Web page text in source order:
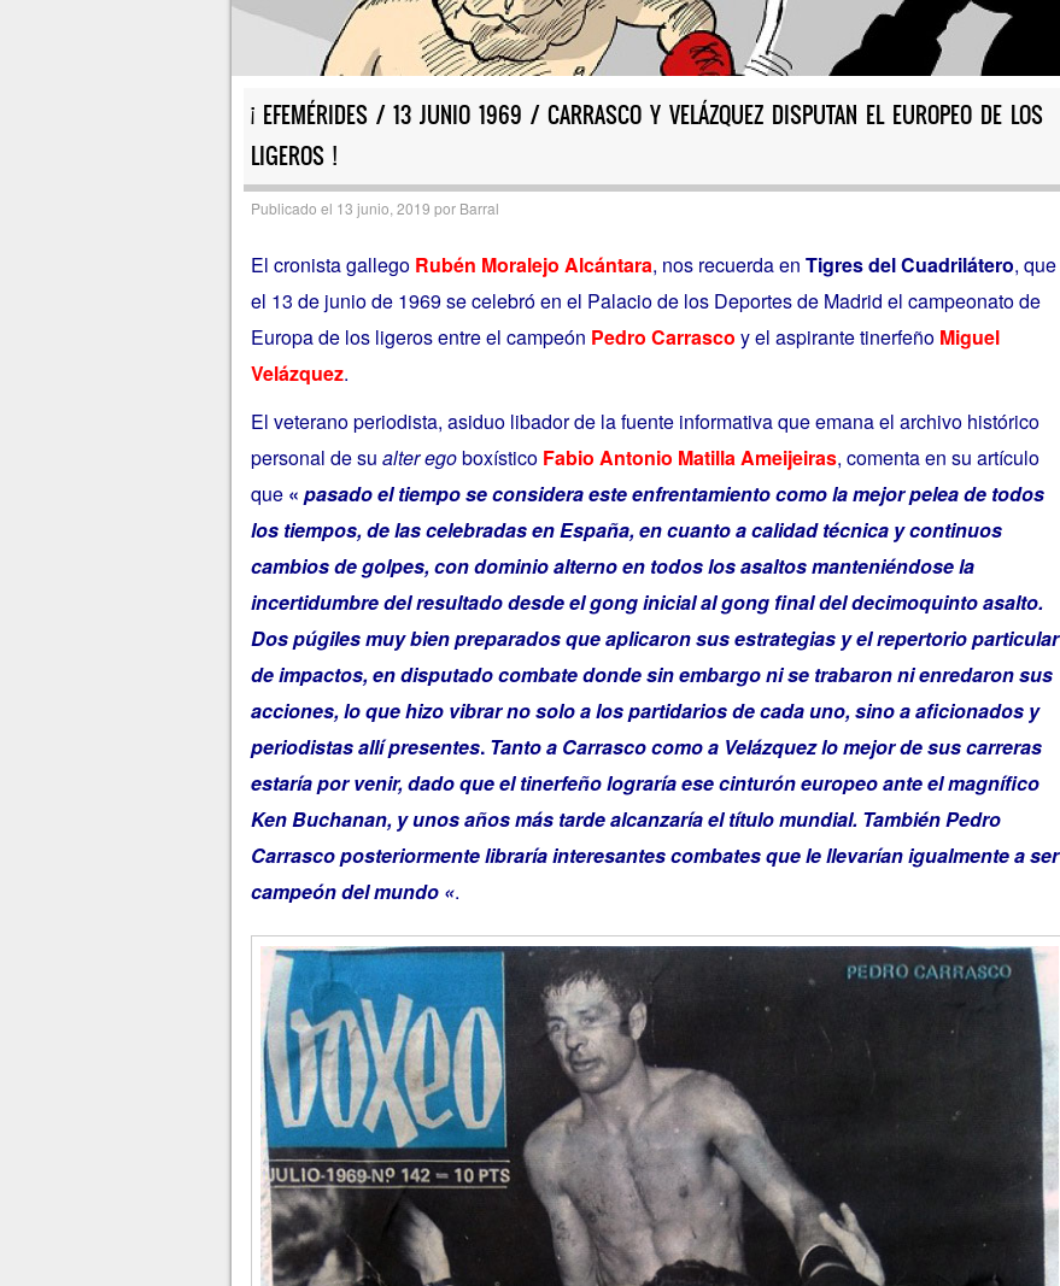
¡ EFEMÉRIDES / 13 JUNIO 1969 / CARRASCO Y VELÁZQUEZ DISPUTAN EL EUROPEO DE LOS
LIGEROS !
Publicado el 13 junio, 2019 por Barral
El cronista gallego Rubén Moralejo Alcántara, nos recuerda en Tigres del Cuadrilátero, que
el 13 de junio de 1969 se celebró en el Palacio de los Deportes de Madrid el campeonato de
Europa de los ligeros entre el campeón Pedro Carrasco y el aspirante tinerfeño Miguel
Velázquez.
El veterano periodista, asiduo libador de la fuente informativa que emana el archivo histórico
personal de su alter egoboxístico Fabio Antonio Matilla Ameijeiras, comenta en su artículo
que « pasado el tiempo se considera este enfrentamiento como la mejor pelea de todos
los tiempos, de las celebradas en España, en cuanto a calidad técnica y continuos
cambios de golpes, con dominio alterno en todos los asaltos manteniéndose la
incertidumbre del resultado desde el gong inicial al gong final del decimoquinto asalto.
Dos púgiles muy bien preparados que aplicaron sus estrategias y el repertorio particular
de impactos, en disputado combate donde sin embargo ni se trabaron ni enredaron sus
acciones, lo que hizo vibrar no solo a los partidarios de cada uno, sino a aficionados y
periodistas allí presentes. Tanto a Carrasco como a Velázquez lo mejor de sus carreras
estaría por venir, dado que el tinerfeño lograría ese cinturón europeo ante el magnífico
Ken Buchanan, y unos años más tarde alcanzaría el título mundial. También Pedro
Carrasco posteriormente libraría interesantes combates que le llevarían igualmente a ser
campeón del mundo «.